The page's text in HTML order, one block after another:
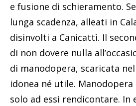
e fusione di schieramento.
lunga scadenza, alleati in
disinvolti a Canicattì. Il
di non dovere nulla
di manodopera, scaricata
idonea né utile.
solo ad essi rendicontare. In